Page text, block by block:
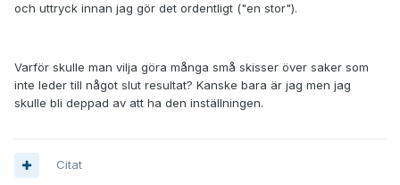
och uttryck innan jag gör det ordentligt ("en stor").
Varför skulle man vilja göra många små skisser över saker som
inte leder till något slut resultat? Kanske bara är jag men jag
skulle bli deppad av att ha den inställningen.
Citat